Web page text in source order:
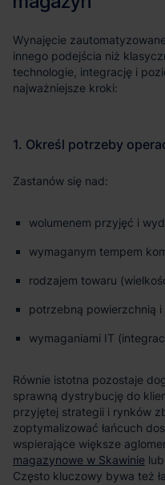
Wynajęcie
innego podejścia niż
technologie, integrację i
najważniejsze kroki:
Zastanów się nad:
wolumenem przyjęć i
wymaganym tempem
rodzajem towaru
potrzebną powierzchnią i
wymaganiami IT
Równie istotna pozostaje
sprawną dystrybucję do
przyjętej strategii i rynków
zoptymalizować łańcuch
wspierające większe
magazynowe w Skawinie lub
Często kluczowy bywa też